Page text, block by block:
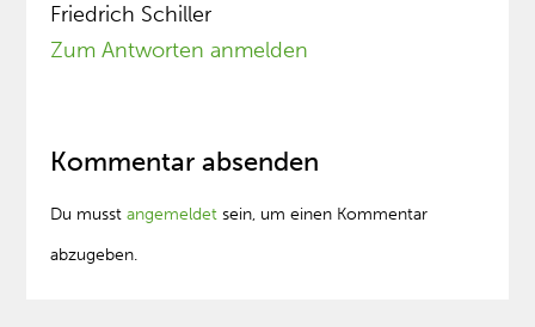
Friedrich Schiller
Zum Antworten anmelden
Kommentar absenden
Du musstangemeldet sein, um einen Kommentar
abzugeben.